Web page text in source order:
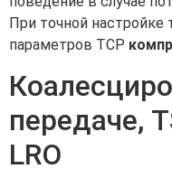
При точной настройке
параметров TCP
передаче,
LRO